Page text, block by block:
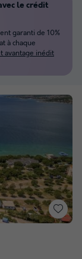
le crédit
garanti de 10%
à chaque
avantage inédit